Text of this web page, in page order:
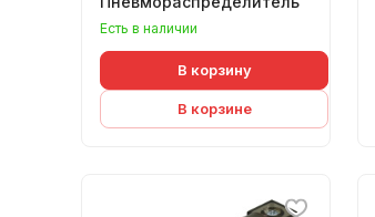
Есть в наличии
В корзину
В корзине